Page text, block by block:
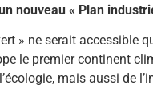
nouveau « Plan
» ne serait accessible
le premier continent
mais aussi de